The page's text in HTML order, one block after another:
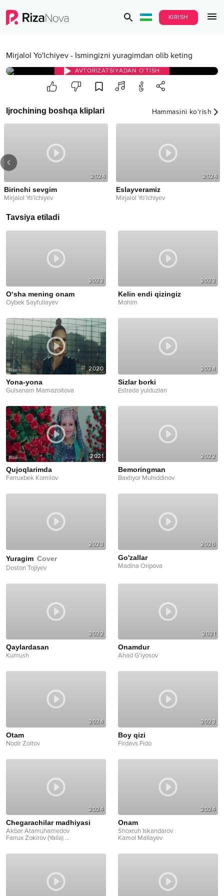
KIRISH
Mirjalol Yo'lchiyev - Ismingizni yuragimdan olib keting
AVTORIZATSIYADAN O‘TISH
Ijrochining boshqa kliplari Hammasini ko‘rish
2024
Birinchi sevgim
Mirjalol Yo'lchiyev
2024
Eslayveramiz
Mirjalol Yo'lchiyev
Tavsiya etiladi
2023
O‘sha mening onam
Oybek Sayfullayev
2023
Kelin endi qizingiz
Mohim
2020
Yona-yona
Gulsanam Mamazoitova
2024
Sizlar borki
Estrada yulduzlari
2021
Qujoqlarimda
Farruxbek Komilov
2022
Bemoringman
Baxtiyor Muhiddinov
2023
Yuragim Cover
Doston Tojiyev
2026
Go'zallar
Madina Oripova
2022
Qaylardasan
Kumush
2021
Onamdur
Ahad G'iyosov
2024
Otam
Nodir Zoitov
2023
Boy qizi
Firdavs Fido
2024
Chegarachilar madhiyasi
Akbar Atamuhamedov
Farrux Zokirov (Yalla) ...
2024
Onam
Shoxruh Iskandarov
Kamol Mallayev